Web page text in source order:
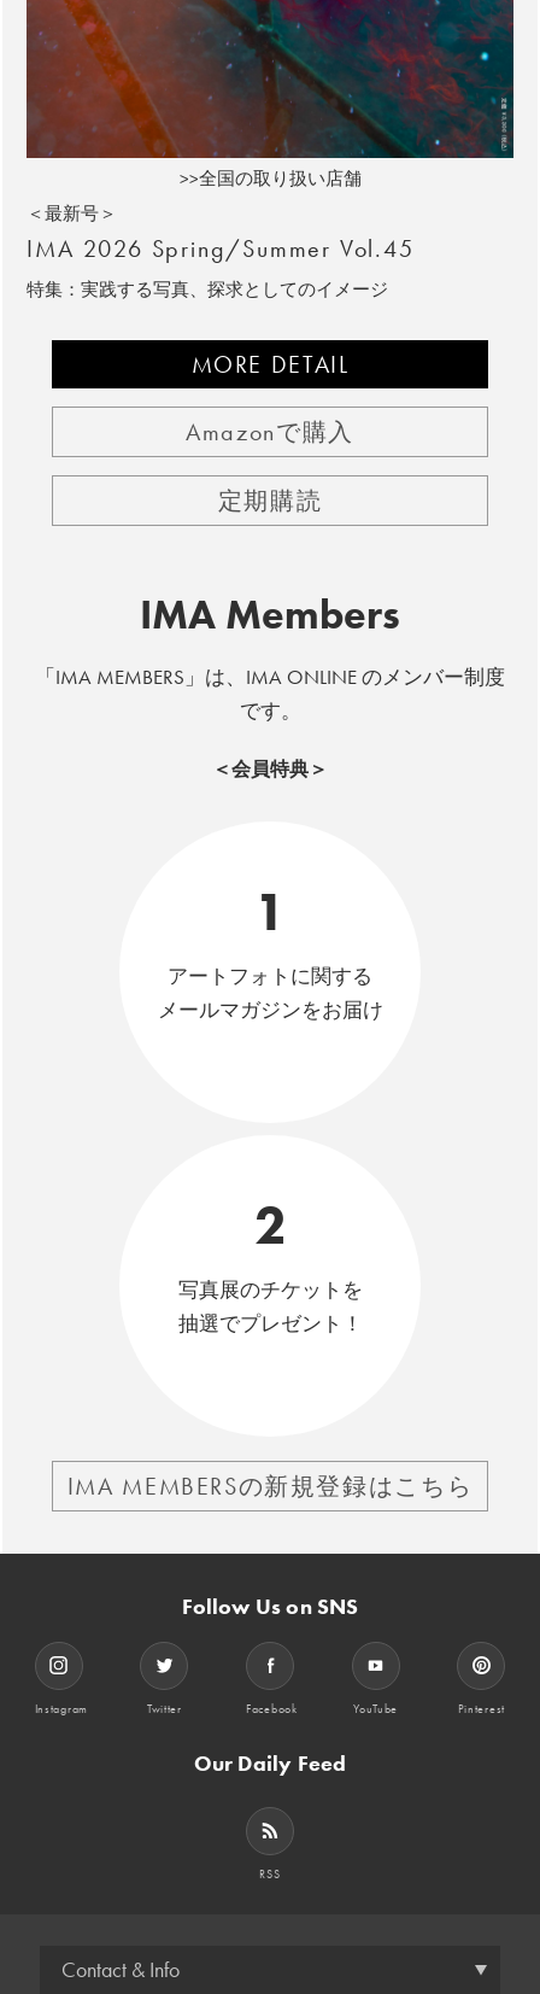
>>全国の取り扱い店舗
＜最新号＞
IMA 2026 Spring/Summer Vol.45
特集：実践する写真、探求としてのイメージ
MORE DETAIL
Amazonで購入
定期購読
IMA Members
「IMA MEMBERS」は、IMA ONLINE のメンバー制度
です。
＜会員特典＞
1
アートフォトに関する
メールマガジンをお届け
2
写真展のチケットを
抽選でプレゼント！
IMA MEMBERSの新規登録はこちら
Follow Us on SNS
Instagram Twitter Facebook YouTube Pinterest
Our Daily Feed
RSS
Contact & Info